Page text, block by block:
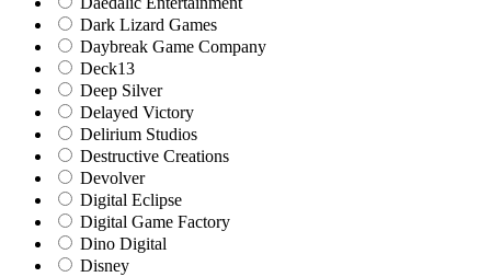
Dark Lizard Games
Daybreak Game Company
Deck13
Deep Silver
Delayed Victory
Delirium Studios
Destructive Creations
Devolver
Digital Eclipse
Digital Game Factory
Dino Digital
Disney